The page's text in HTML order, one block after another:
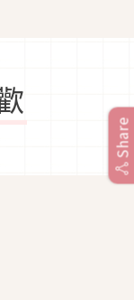
Share